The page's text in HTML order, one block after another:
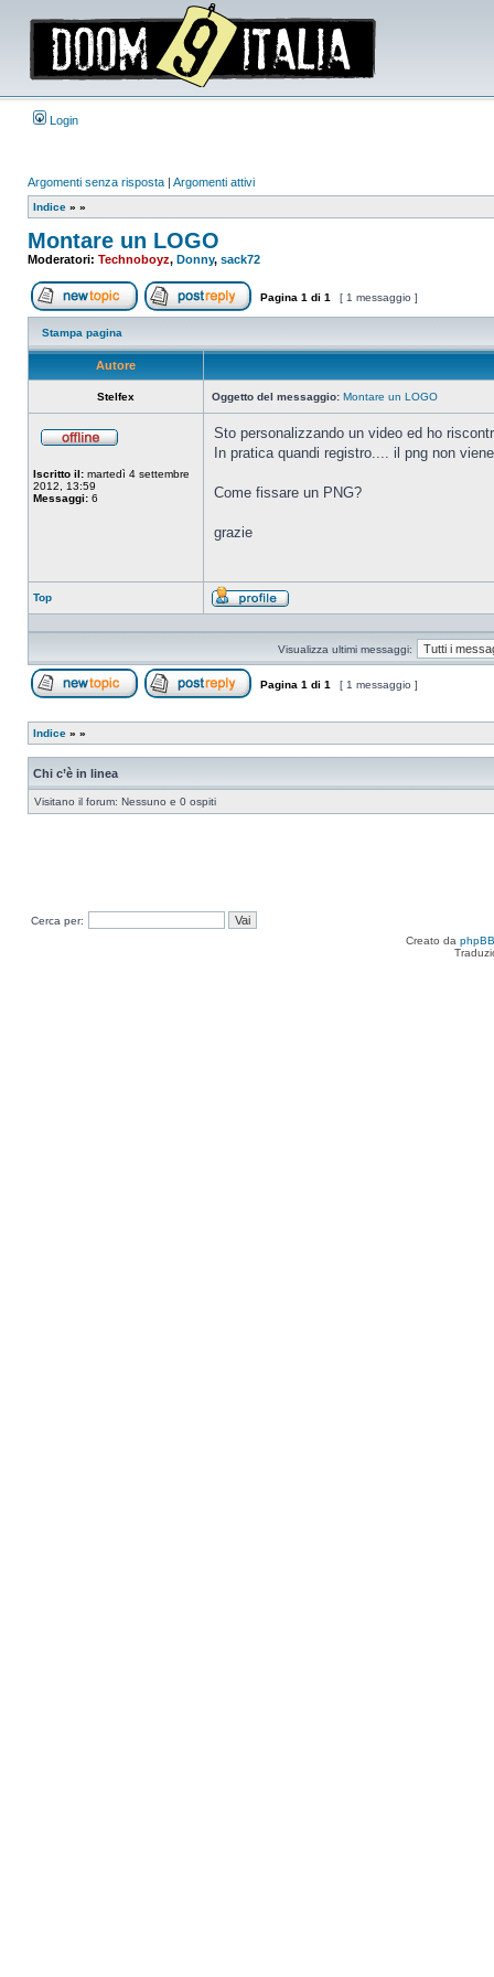
Login
Argomenti senza risposta | Argomenti attivi
Indice » »
Montare un LOGO
Moderatori: Technoboyz, Donny, sack72
Apri un nuovo argomentoRispondi all’argomento
Pagina 1 di 1 [ 1 messaggio ]
Stampa pagina
Autore
Stelfex Oggetto del messaggio: Montare un LOGO
Iscritto il: martedì 4 settembre
2012, 13:59
Messaggi: 6
Sto personalizzando un video ed ho
In pratica quandi registro.... il png non
Come fissare un PNG?
grazie
Top
Profilo
Visualizza ultimi messaggi:
Pagina 1 di 1 [ 1 messaggio ]
Indice » »
Chi c’è in linea
Visitano il forum: Nessuno e 0 ospiti
Cerca per:
Creato da phpBB